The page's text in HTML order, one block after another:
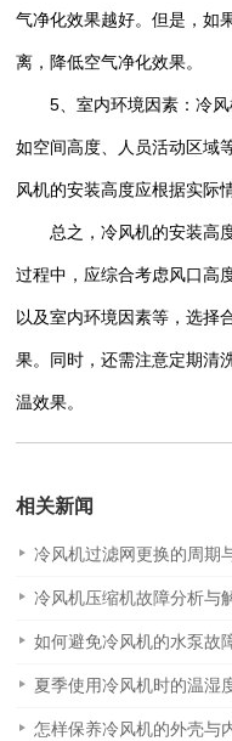
气净化效果越好。但是，如
离，降低空气净化效果。
5、室内环境因素：冷
如空间高度、人员活动区域
风机的安装高度应根据实际
总之，冷风机的安装高
过程中，应综合考虑风口高
以及室内环境因素等，选择
果。同时，还需注意定期清
温效果。
相关新闻
冷风机过滤网更换的周期
冷风机压缩机故障分析与
如何避免冷风机的水泵故
夏季使用冷风机时的温湿
怎样保养冷风机的外壳与